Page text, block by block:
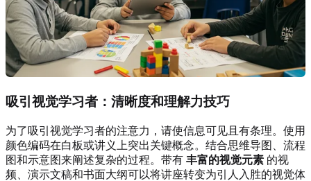
吸引视觉学习者 ：清晰度和理解力技巧
为了吸引视觉学习者的注意力，请使信息可见且有条理。使用
颜色编码在白板或讲义上突出关键概念。结合思维导图、流程
图和示意图来阐述复杂的过程。带有 丰富的视觉元素 的视
频、演示文稿和书面大纲可以将讲座转变为引人入胜的视觉体